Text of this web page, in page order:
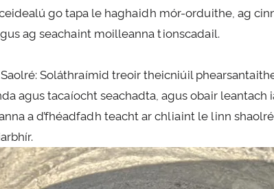
go tapa le haghaidh mór-orduithe, ag
ag seachaint moilleanna tionscadail.
Soláthraímid treoir theicniúil
agus tacaíocht seachadta, agus obair leantach
a d’fhéadfadh teacht ar chliaint le linn